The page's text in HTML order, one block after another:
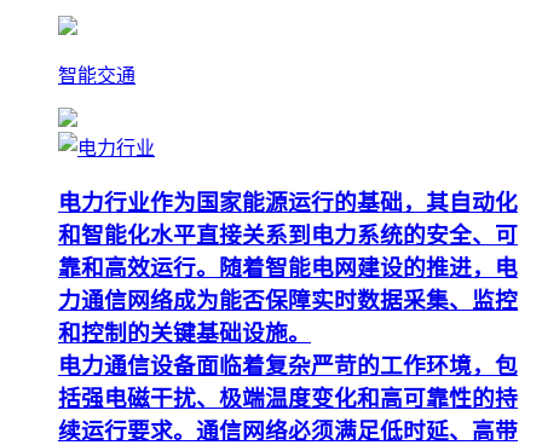
智能交通
电力行业作为国家能源运行的基础，其自动化
和智能化水平直接关系到电力系统的安全、可
靠和高效运行。随着智能电网建设的推进，电
力通信网络成为能否保障实时数据采集、监控
和控制的关键基础设施。
电力通信设备面临着复杂严苛的工作环境，包
括强电磁干扰、极端温度变化和高可靠性的持
续运行要求。通信网络必须满足低时延、高带